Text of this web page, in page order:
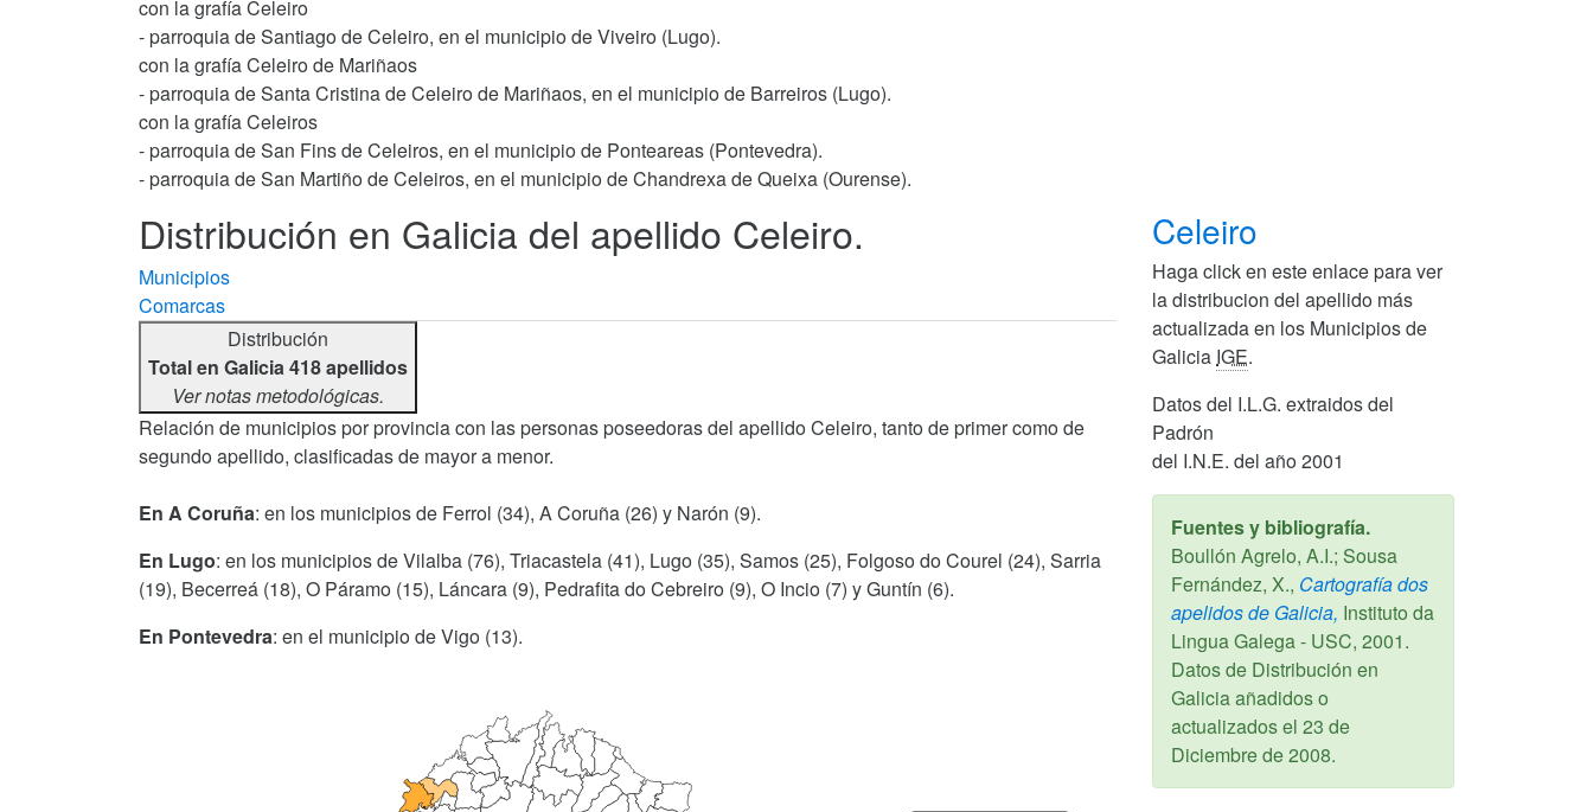
con la grafía Celeiro
- parroquia de Santiago de Celeiro, en el municipio de Viveiro (Lugo).
con la grafía Celeiro de Mariñaos
- parroquia de Santa Cristina de Celeiro de Mariñaos, en el municipio de Barreiros (Lugo).
con la grafía Celeiros
- parroquia de San Fins de Celeiros, en el municipio de Ponteareas (Pontevedra).
- parroquia de San Martiño de Celeiros, en el municipio de Chandrexa de Queixa (Ourense).
Distribución en Galicia del apellido Celeiro.
Municipios
Comarcas
Distribución
Total en Galicia 418 apellidos
Ver notas metodológicas.
Relación de municipios por provincia con las personas poseedoras del apellido Celeiro, tanto de primer como de
segundo apellido, clasificadas de mayor a menor.
En A Coruña: en los municipios de Ferrol (34), A Coruña (26) y Narón (9).
En Lugo: en los municipios de Vilalba (76), Triacastela (41), Lugo (35), Samos (25), Folgoso do Courel (24), Sarria
(19), Becerreá (18), O Páramo (15), Láncara (9), Pedrafita do Cebreiro (9), O Incio (7) y Guntín (6).
En Pontevedra: en el municipio de Vigo (13).
Celeiro
Haga click en este enlace para ver
la distribucion del apellido más
actualizada en los Municipios de
Galicia IGE.
Datos del I.L.G. extraidos del
Padrón
del I.N.E. del año 2001
Fuentes y bibliografía.
Boullón Agrelo, A.I.; Sousa
Fernández, X., Cartografía dos
apelidos de Galicia, Instituto da
Lingua Galega - USC, 2001.
Datos de Distribución en
Galicia añadidos o
actualizados el 23 de
Diciembre de 2008.